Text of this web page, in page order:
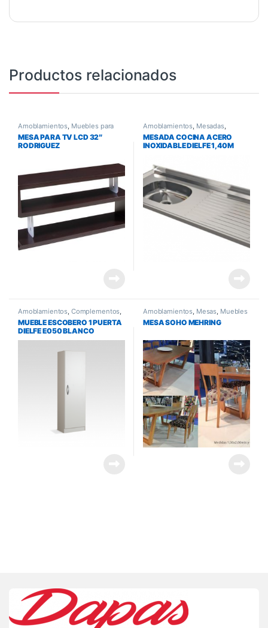
Productos relacionados
Amoblamientos, Muebles para
Living y Comedor, Muebles para
tv
MESA PARA TV LCD 32″
RODRIGUEZ
Amoblamientos, Mesadas,
Muebles de cocina
MESADA COCINA ACERO
INOXIDABLE DIELFE 1,40M
Amoblamientos, Complementos,
Muebles de cocina
MUEBLE ESCOBERO 1 PUERTA
DIELFE E050 BLANCO
Amoblamientos, Mesas, Muebles
para Living y Comedor
MESA SOHO MEHRING